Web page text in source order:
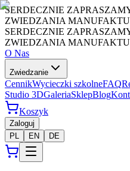
SERDECZNIE
ZWIEDZANIA
SERDECZNIE
ZWIEDZANIA
O Nas
Zwiedzanie
CennikWycieczki szkolneFAQ
Studio 3DGaleriaSklepBlog
Koszyk
Zaloguj
PL
EN DE